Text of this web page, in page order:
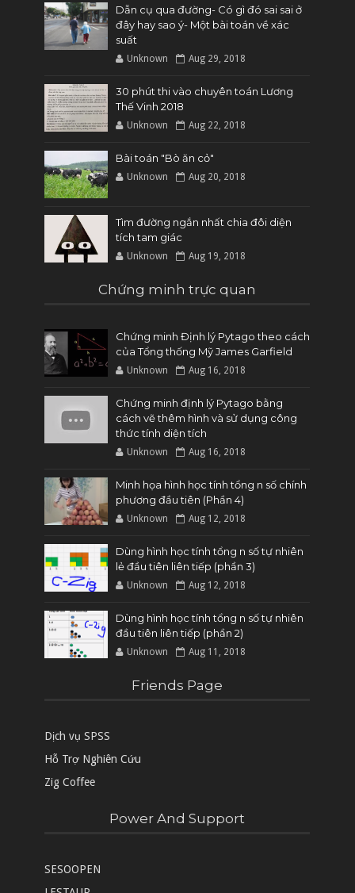
Dẫn cụ qua đường- Có gì đó sai sai ở
đây hay sao ý- Một bài toán về xác
suất
Unknown Aug 29, 2018
30 phút thi vào chuyên toán Lương
Thế Vinh 2018
Unknown Aug 22, 2018
Bài toán "Bò ăn cỏ"
Unknown Aug 20, 2018
Tìm đường ngắn nhất chia đôi diện
tích tam giác
Unknown Aug 19, 2018
Chứng minh trực quan
Chứng minh Định lý Pytago theo cách
của Tổng thống Mỹ James Garfield
Unknown Aug 16, 2018
Chứng minh định lý Pytago bằng
cách vẽ thêm hình và sử dụng công
thức tính diện tích
Unknown Aug 16, 2018
Minh họa hình học tính tổng n số chính
phương đầu tiên (Phần 4)
Unknown Aug 12, 2018
Dùng hình học tính tổng n số tự nhiên
lẻ đầu tiên liên tiếp (phần 3)
Unknown Aug 12, 2018
Dùng hình học tính tổng n số tự nhiên
đầu tiên liên tiếp (phần 2)
Unknown Aug 11, 2018
Friends Page
Dịch vụ SPSS
Hỗ Trợ Nghiên Cứu
Zig Coffee
Power And Support
SESOOPEN